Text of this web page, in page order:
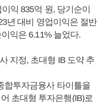
익 835억 원, 당기순이
년 대비 영업이익은 절반
익은 6.11% 늘었다.
지정, 초대형 IB 도약 추
합투자금융사 타이틀을
초대형 투자은행(IB)로